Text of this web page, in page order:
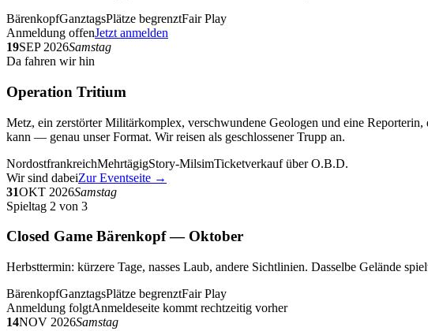
BärenkopfGanztagsPlätze begrenztFair Play
Anmeldung offenJetzt anmelden
19SEP 2026Samstag
Da fahren wir hin
Operation Tritium
Metz, ein zerstörter Militärkomplex, verschwundene Geologen und eine
kann — genau unser Format. Wir reisen als geschlossener Trupp an.
NordostfrankreichMehrtägigStory-MilsimTicketverkauf über O.B.D.
Wir sind dabeiZur Eventseite →
31OKT 2026Samstag
Spieltag 2 von 3
Closed Game Bärenkopf — Oktober
Herbsttermin: kürzere Tage, nasses Laub, andere Sichtlinien. Dasselbe Gelände
BärenkopfGanztagsPlätze begrenztFair Play
Anmeldung folgtAnmeldeseite kommt rechtzeitig vorher
14NOV 2026Samstag